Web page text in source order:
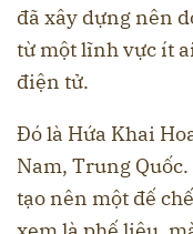
đã xây dựng nên
từ một lĩnh vực ít
điện tử.
Đó là Hứa Khai
Nam, Trung
tạo nên một đế